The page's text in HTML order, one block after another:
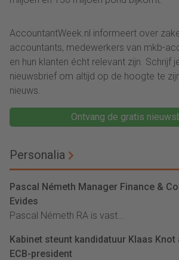
AccountantWeek.nl informeert over
accountants, medewerkers van mkb-
en hun klanten écht relevant zijn. Schrijf
nieuwsbrief om altijd op de hoogte te
nieuws.
Ontvang de gratis
Personalia
Pascal Németh Manager Finance &
Evides
Pascal Németh RA is vast...
Kabinet steunt kandidatuur Klaas Knot
ECB-president